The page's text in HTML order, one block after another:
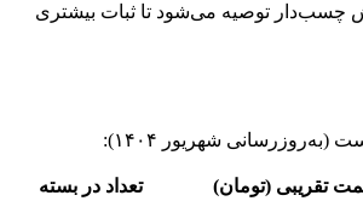
چسب‌دار توصیه می‌شود تا ثبات بیشتری
شهریور ۱۴۰۴):
تقریبی (تومان)
تعداد در بسته